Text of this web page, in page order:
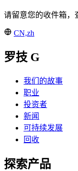
请留意您的收件箱，
CN,zh
罗技 G
我们的故事
职业
投资者
新闻
可持续发展
回收
探索产品